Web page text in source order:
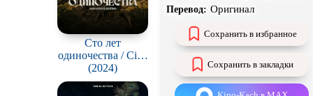
Сто лет
одиночества / Cien
Años de Soledad
(2024)
Перевод: Оригинал
Сохранить в избранное
Сохранить в закладки